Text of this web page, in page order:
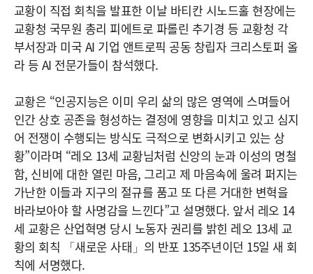
교황이 직접 회칙을 발표한 이날 바티칸 시노드홀 현장에는
교황청 국무원 총리 피에트로 파롤린 추기경 등 교황청 각
부서장과 미국 AI 기업 앤트로픽 공동 창립자 크리스토퍼 올
라 등 AI 전문가들이 참석했다.
교황은 “인공지능은 이미 우리 삶의 많은 영역에 스며들어
인간 상호 공존을 형성하는 결정에 영향을 미치고 있고 심지
어 전쟁이 수행되는 방식도 극적으로 변화시키고 있는 상
황”이라며 “레오 13세 교황님처럼 신앙의 눈과 이성의 명철
함, 신비에 대한 열린 마음, 그리고 제 마음속에 울려 퍼지는
가난한 이들과 지구의 절규를 품고 또 다른 거대한 변혁을
바라보아야 할 사명감을 느낀다”고 설명했다. 앞서 레오 14
세 교황은 산업혁명 당시 노동자 권리를 밝힌 레오 13세 교
황의 회칙 「새로운 사태」의 반포 135주년이던 15일 새 회
칙에 서명했다.